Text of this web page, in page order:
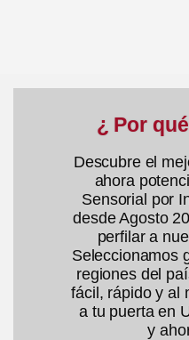
¿ Por
Descubre el
ahora
Sensorial por
desde Agosto
perfilar a
Seleccionamos
regiones del
fácil, rápido y al
a tu puerta en
y